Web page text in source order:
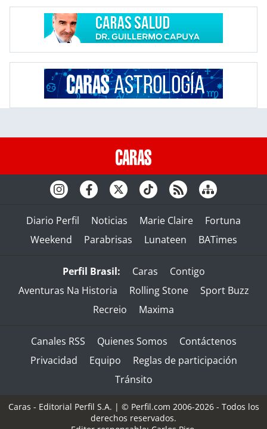
Diario Perfil Noticias Marie Claire
Fortuna
Weekend
Parabrisas Lunateen BATimes
Perfil Brasil: Caras
Contigo
Aventuras Na Historia
Rolling Stone
Sport Buzz
Recreio
Maxima
Canales RSS Quienes Somos
Contáctenos
Privacidad
Equipo
Reglas de participación
Tránsito
Caras - Editorial Perfil S.A. | © Perfil.com 2006-2026 - Todos los
derechos reservados.